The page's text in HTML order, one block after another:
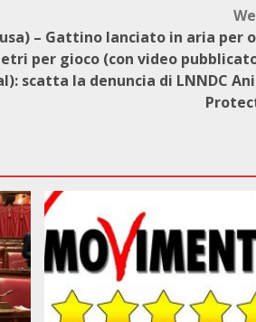
– Gattino lanciato in aria per
per gioco (con video
scatta la denuncia di LNNDC